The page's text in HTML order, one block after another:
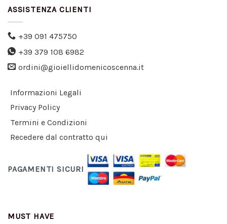
ASSISTENZA CLIENTI
+39 091 475750
+39 379 108 6982
ordini@gioiellidomenicoscenna.it
Informazioni Legali
Privacy Policy
Termini e Condizioni
Recedere dal contratto qui
PAGAMENTI SICURI
MUST HAVE